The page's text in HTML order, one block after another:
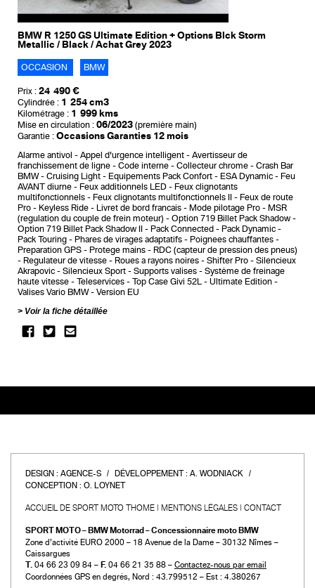
BMW R 1250 GS Ultimate Edition + Options Blck Storm
Metallic / Black / Achat Grey 2023
OCCASION BMW
Prix : 24 490 €
Cylindrée : 1 254 cm3
Kilométrage : 1 999 kms
Mise en circulation : 06/2023 (première main)
Garantie : Occasions Garanties 12 mois
Alarme antivol Appel d'urgence intelligent
Avertisseur de
franchissement de ligne
Code interne Collecteur chrome
Crash Bar
BMW
Cruising Light Equipements Pack Confort ESA Dynamic
Feu
AVANT diurne
Feux additionnels LED
Feux clignotants
multifonctionnels
Feux clignotants multifonctionnels II
Feux de route
Pro
Keyless Ride Livret de bord francais Mode pilotage Pro
MSR
(regulation du couple de frein moteur)
Option 719 Billet Pack Shadow
Option 719 Billet Pack Shadow II
Pack Connected
Pack Dynamic
Pack Touring
Phares de virages adaptatifs
Poignees chauffantes
Preparation GPS
Protege mains
RDC (capteur de pression des pneus)
Regulateur de vitesse
Roues a rayons noires Shifter Pro
Silencieux
Akrapovic
Silencieux Sport Supports valises
Système de freinage
haute vitesse
Teleservices Top Case Givi 52L
Ultimate Edition
Valises Vario BMW
Version EU
Voir la fiche détaillée
DESIGN : AGENCE-S DÉVELOPPEMENT : A. WODNIACK
CONCEPTION : O. LOYNET
ACCUEIL DE SPORT MOTO THOME MENTIONS LÉGALES CONTACT
SPORT MOTO – BMW Motorrad – Concessionnaire moto BMW
Zone d’activité EURO 2000 – 18 Avenue de la Dame – 30132 Nîmes –
Caissargues
T. 04 66 23 09 84 – F. 04 66 21 35 88 – Contactez-nous par email
Coordonnées GPS en degrés, Nord : 43.799512 – Est : 4.380267